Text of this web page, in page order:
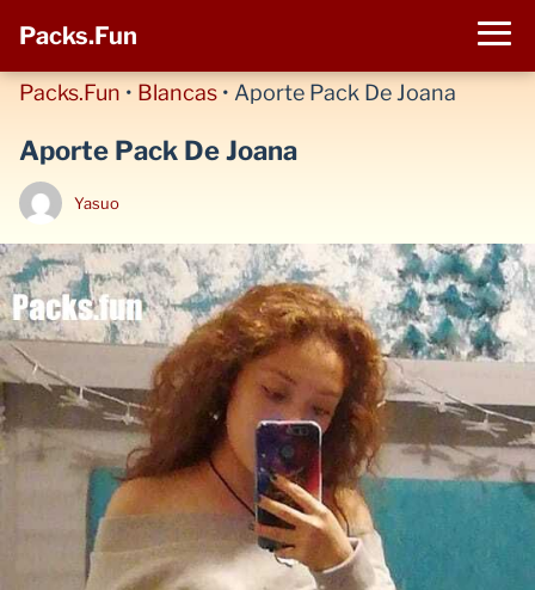
Packs.Fun
Packs.Fun • Blancas • Aporte Pack De Joana
Aporte Pack De Joana
Yasuo